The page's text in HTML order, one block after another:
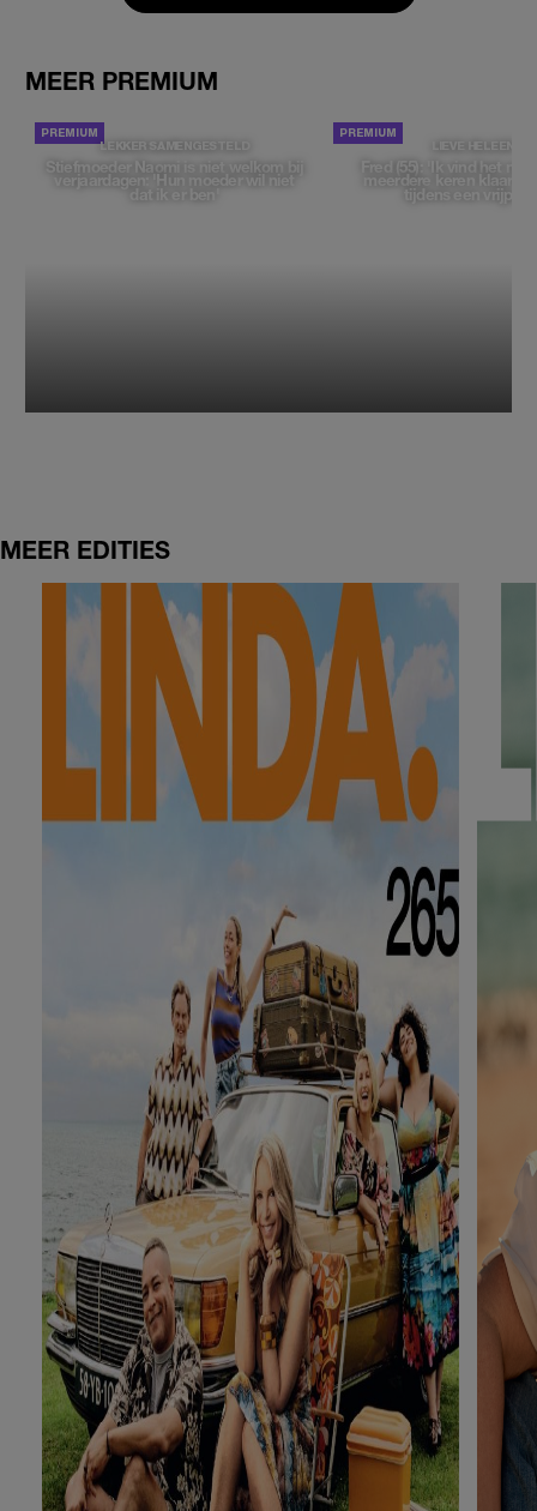
MEER PREMIUM
LEKKER SAMENGESTELD
Stiefmoeder Naomi is niet welkom bij
verjaardagen: 'Hun moeder wil niet
dat ik er ben'
LIEVE HELEEN
Fred (55): 'Ik vind het
meerdere keren klaar te
tijdens een
MEER EDITIES